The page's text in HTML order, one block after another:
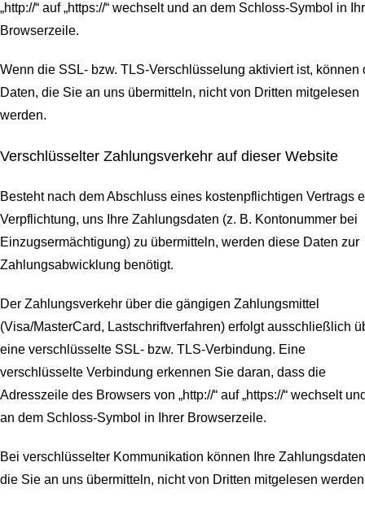
„http://“ auf „https://“ wechselt und an dem Schloss-Symbol in
Browserzeile.
Wenn die SSL- bzw. TLS-Verschlüsselung aktiviert ist, können
Daten, die Sie an uns übermitteln, nicht von Dritten mitgelesen
werden.
Verschlüsselter Zahlungsverkehr auf dieser Website
Besteht nach dem Abschluss eines kostenpflichtigen Vertrags
Verpflichtung, uns Ihre Zahlungsdaten (z. B. Kontonummer bei
Einzugsermächtigung) zu übermitteln, werden diese Daten zur
Zahlungsabwicklung benötigt.
Der Zahlungsverkehr über die gängigen Zahlungsmittel
(Visa/MasterCard, Lastschriftverfahren) erfolgt ausschließlich
eine verschlüsselte SSL- bzw. TLS-Verbindung. Eine
verschlüsselte Verbindung erkennen Sie daran, dass die
Adresszeile des Browsers von „http://“ auf „https://“ wechselt
an dem Schloss-Symbol in Ihrer Browserzeile.
Bei verschlüsselter Kommunikation können Ihre
die Sie an uns übermitteln, nicht von Dritten mitgelesen